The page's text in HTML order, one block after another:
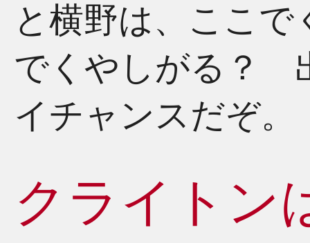
と横野は、ここ
でくやしがる？
イチャンスだぞ。
クライトン